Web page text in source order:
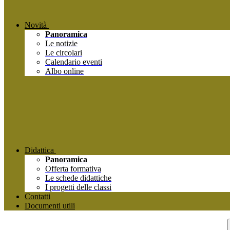
Novità
Panoramica
Le notizie
Le circolari
Calendario eventi
Albo online
Didattica
Panoramica
Offerta formativa
Le schede didattiche
I progetti delle classi
Contatti
Documenti utili